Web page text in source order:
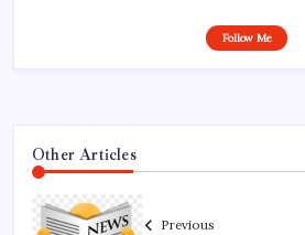
Follow Me
Other Articles
Previous